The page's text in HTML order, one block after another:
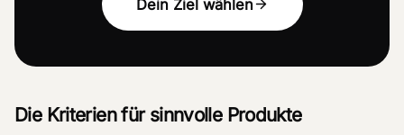
Dein Ziel wählen
Die Kriterien für sinnvolle Produkte